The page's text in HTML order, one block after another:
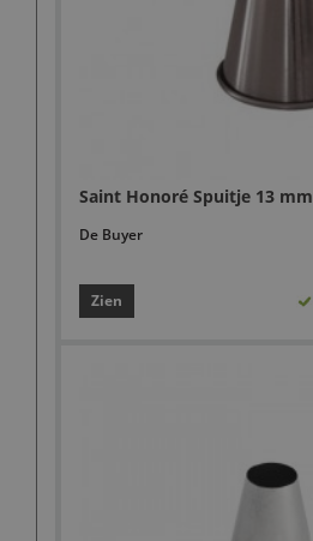
Saint Honoré Spuitje 13 mm
De Buyer
Zien